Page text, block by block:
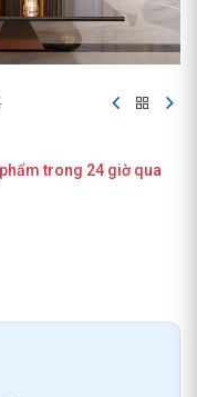
trong 24 giờ qua